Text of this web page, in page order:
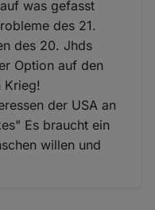
was gefasst
des 21.
des 20. Jhds
Option auf den
der USA an
Es braucht ein
willen und